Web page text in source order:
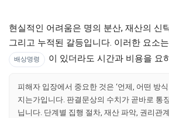
현실적인 어려움은 명의 분산, 재산의 신
그리고 누적된 갈등입니다. 이러한 요소는
배상명령 이 있더라도 시간과 비용을 요
피해자 입장에서 중요한 것은 ‘언제, 어떤 방
지는가입니다. 판결문상의 수치가 곧바로 통
닙니다. 단계별 집행 절차, 재산 파악, 권리관